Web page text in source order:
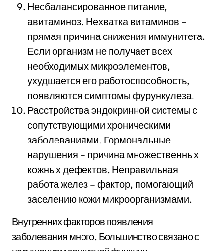
Несбалансированное питание,
авитаминоз. Нехватка витаминов –
прямая причина снижения иммунитета.
Если организм не получает всех
необходимых микроэлементов,
ухудшается его работоспособность,
появляются симптомы фурункулеза.
Расстройства эндокринной системы с
сопутствующими хроническими
заболеваниями. Гормональные
нарушения – причина множественных
кожных дефектов. Неправильная
работа желез – фактор, помогающий
заселению кожи микроорганизмами.
Внутренних факторов появления
заболевания много. Большинство связано с